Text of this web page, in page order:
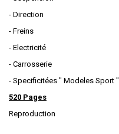
- Direction
- Freins
- Electricité
- Carrosserie
- Specificitées " Modeles Sport "
520 Pages
Reproduction